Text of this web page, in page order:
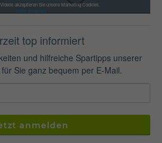
akzeptieren Sie unsere Marketing Cookies.
Mehr Erfahren
top informiert
und hilfreiche Spartipps unserer
Sie ganz bequem per E-Mail.
anmelden